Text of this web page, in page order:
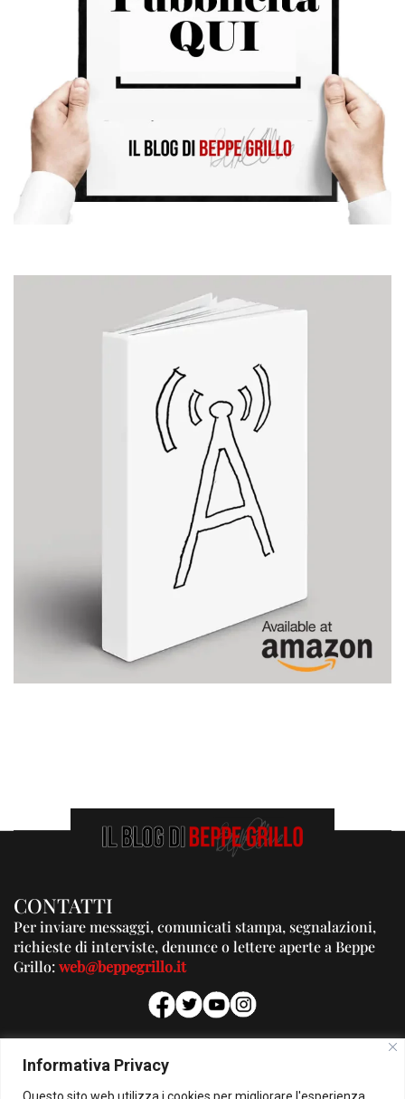
Informativa Privacy
Questo sito web utilizza i cookies per migliorare l'esperienza
CONTATTI
Per inviare messaggi, comunicati stampa, segnalazioni,
richieste di interviste, denunce o lettere aperte a Beppe
Grillo:web@beppegrillo.it
PUBBLICITA'
Per la tua pubblicità su questo Blog: